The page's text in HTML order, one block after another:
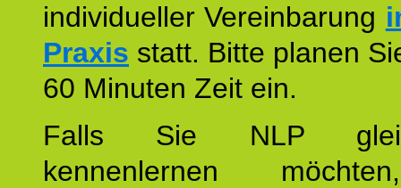
individueller Vereinbarung
Praxis statt. Bitte planen
60 Minuten Zeit ein.
Falls Sie NLP
kennenlernen